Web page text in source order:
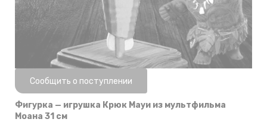
Нет в наличии
Сообщить о поступлении
Фигурка — игрушка Крюк Мауи из мультфильма
Моана 31 см